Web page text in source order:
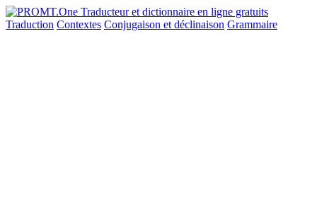
Traduction Contextes Conjugaison et déclinaison Grammaire